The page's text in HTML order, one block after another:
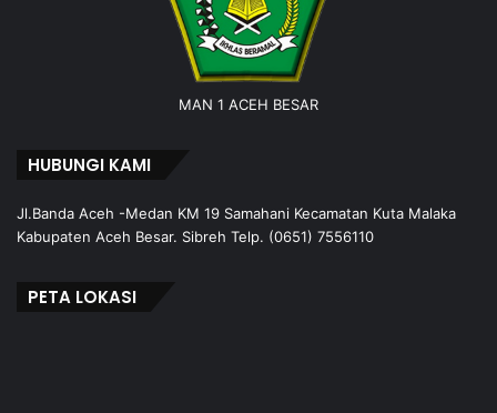
MAN 1 ACEH BESAR
HUBUNGI KAMI
Jl.Banda Aceh -Medan KM 19 Samahani Kecamatan Kuta Malaka
Kabupaten Aceh Besar. Sibreh Telp. (0651) 7556110
PETA LOKASI